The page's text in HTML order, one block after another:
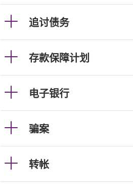
追讨债务
存款保障计划
电子银行
骗案
转帐